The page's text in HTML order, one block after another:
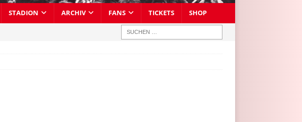
STADION ARCHIV FANS TICKETS SHOP